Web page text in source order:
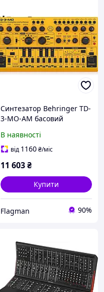
Синтезатор Behringer TD-
3-MO-AM басовий
В наявності
від 1160₴/міс
11 603₴
Купити
Flagman 90%